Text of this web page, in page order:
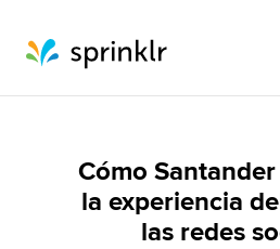
Cómo
la experiencia
las redes